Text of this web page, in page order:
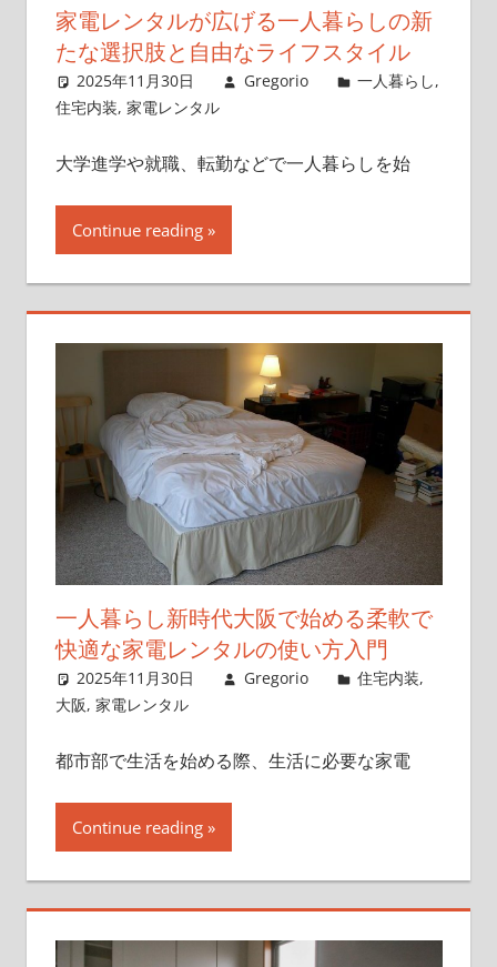
ル。家電レンタルが広げる一人暮らしの新
たな選択肢と自由なライフスタイル
2025年11月30日 Gregorio 一人暮らし,
住宅内装, 家電レンタル
大学進学や就職、転勤などで一人暮らしを始
Continue reading
一人暮らし新時代大阪で始める柔軟で
快適な家電レンタルの使い方入門
2025年11月30日 Gregorio 住宅内装,
大阪, 家電レンタル
都市部で生活を始める際、生活に必要な家電
Continue reading